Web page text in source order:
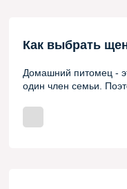
Как выбрать
Домашний питомец -
один член семьи.